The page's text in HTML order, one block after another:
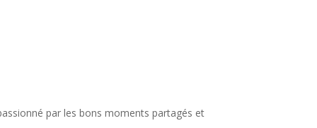
par les bons moments partagés et